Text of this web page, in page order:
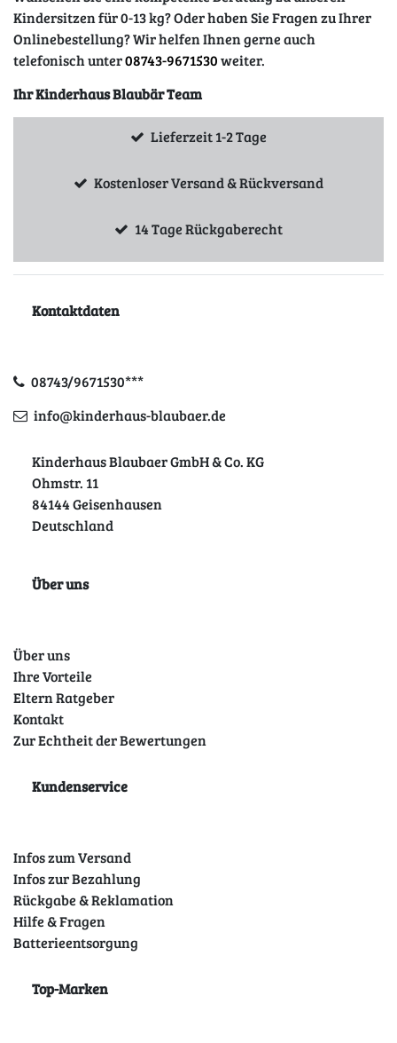
Kindersitzen für 0-13 kg? Oder haben Sie Fragen zu Ihrer
Onlinebestellung? Wir helfen Ihnen gerne auch
telefonisch unter08743-9671530weiter.
Ihr Kinderhaus Blaubär Team
Lieferzeit 1-2 Tage
Kostenloser Versand & Rückversand
14 Tage Rückgaberecht
Kontaktdaten
08743/9671530***
info@kinderhaus-blaubaer.de
Kinderhaus Blaubaer GmbH & Co. KG
Ohmstr. 11
84144 Geisenhausen
Deutschland
Über uns
Über uns
Ihre Vorteile
Eltern Ratgeber
Kontakt
Zur Echtheit der Bewertungen
Kundenservice
Infos zum Versand
Infos zur Bezahlung
Rückgabe & Reklamation
Hilfe & Fragen
Batterieentsorgung
Top-Marken